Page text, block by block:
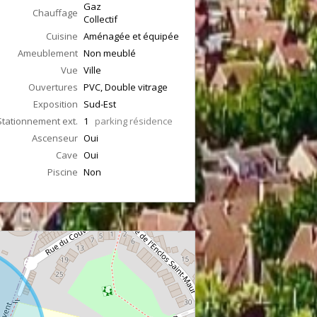
Chauffage Gaz
Collectif
Cuisine Aménagée et équipée
Ameublement Non meublé
Vue Ville
Ouvertures PVC, Double vitrage
Exposition Sud-Est
ext. 1 parking résidence
Ascenseur Oui
Cave Oui
Piscine Non